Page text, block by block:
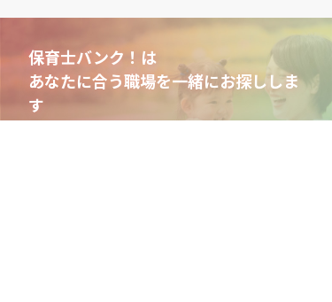
保育士バンク！は
あなたに合う職場を一緒にお探ししま
す